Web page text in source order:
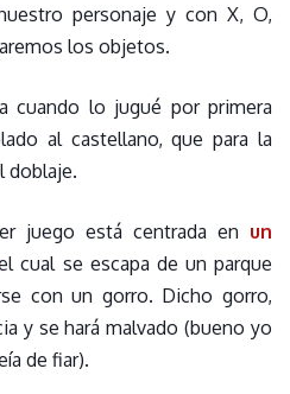
personaje y con X, O,
los objetos.
cuando lo jugué por primera
al castellano, que para la
doblaje.
juego está centrada en un
cual se escapa de un parque
con un gorro. Dicho gorro,
y se hará malvado (bueno yo
de fiar).